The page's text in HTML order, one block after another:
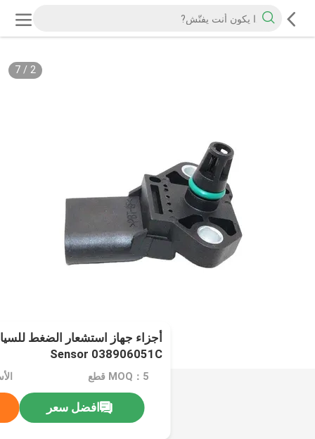
2
/
7
Sensor 038906051C
MOQ：5 قطع
افضل سعر